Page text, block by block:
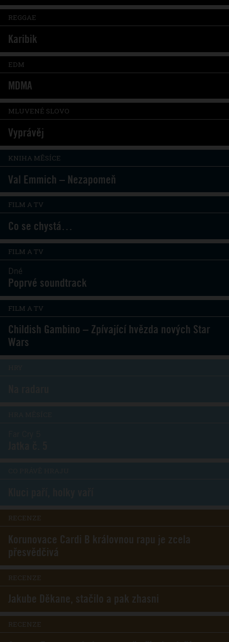
REGGAE
Karibik
EDM
MDMA
MLUVENÉ SLOVO
Vyprávěj
KNIHA MĚSÍCE
Val Emmich – Nezapomeň
FILM A TV
Co se chystá…
FILM A TV
Dné
Poprvé soundtrack
FILM A TV
Childish Gambino – Zpívající hvězda nových Star
Wars
RECENZE
Korunovace Cardi B královnou rapu je zcela
přesvědčivá
RECENZE
Jakube Děkane, stačilo a pak zhasni
RECENZE